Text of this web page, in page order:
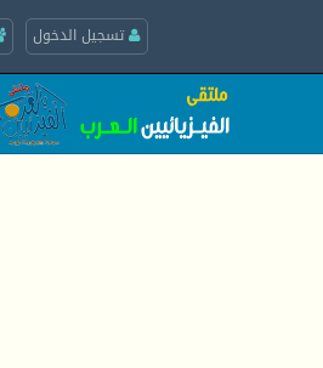
تسجيل الدخول